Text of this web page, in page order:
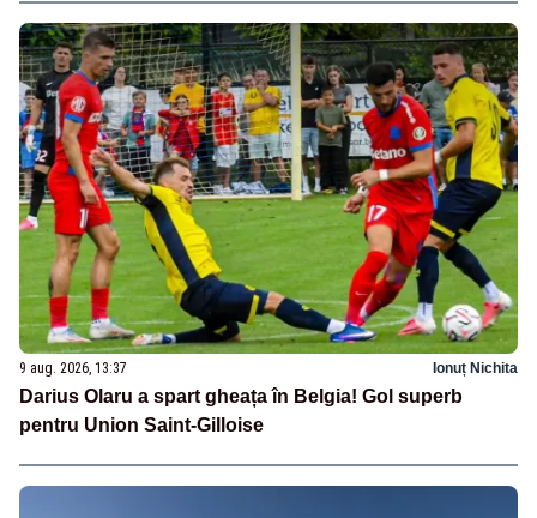
9 aug. 2026, 13:37 Ionuț Nichita
Darius Olaru a spart gheața în Belgia! Gol superb
pentru Union Saint-Gilloise